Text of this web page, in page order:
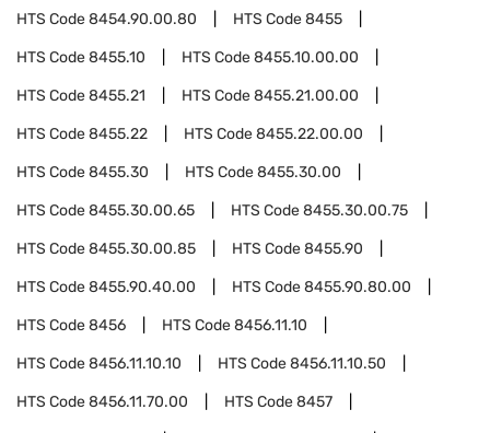
HTS Code8454.90.00.80 HTS Code8455
HTS Code8455.10 HTS Code8455.10.00.00
HTS Code8455.21 HTS Code8455.21.00.00
HTS Code8455.22 HTS Code8455.22.00.00
HTS Code8455.30 HTS Code8455.30.00
HTS Code8455.30.00.65 HTS Code8455.30.00.75
HTS Code8455.30.00.85 HTS Code8455.90
HTS Code8455.90.40.00 HTS Code8455.90.80.00
HTS Code8456 HTS Code8456.11.10
HTS Code8456.11.10.10 HTS Code8456.11.10.50
HTS Code8456.11.70.00 HTS Code8457